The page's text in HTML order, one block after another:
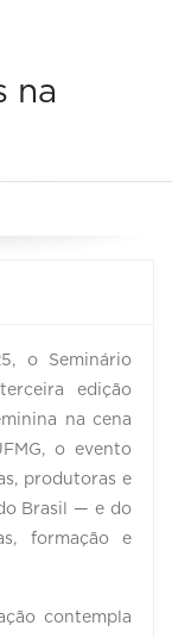
na
o Seminário
edição
na cena
o evento
produtoras e
Brasil — e do
formação e
contempla